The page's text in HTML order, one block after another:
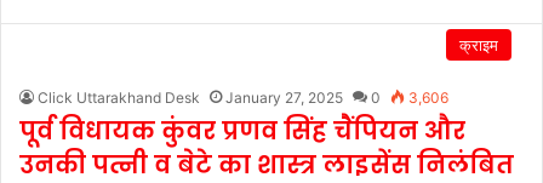
क्राइम
Click Uttarakhand Desk January 27, 2025 0 3,606
पूर्व विधायक कुंवर प्रणव सिंह चैंपियन और
उनकी पत्नी व बेटे का शास्त्र लाइसेंस निलंबित